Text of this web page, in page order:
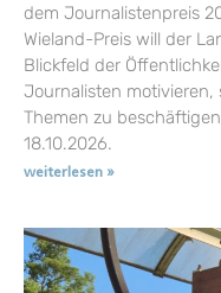
dem Journalistenpreis
Wieland-Preis will der
Blickfeld der
Journalisten
Themen zu
18.10.2026.
weiterlesen »